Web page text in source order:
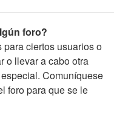
foro?
ciertos usuarios o
o llevar a cabo otra
Comuníquese
foro para que se le